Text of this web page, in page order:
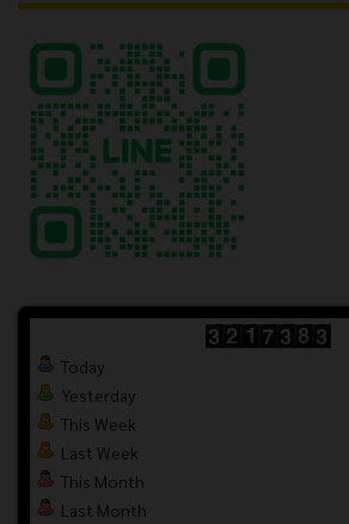
Today
Yesterday
This Week
Last Week
This Month
Last Month